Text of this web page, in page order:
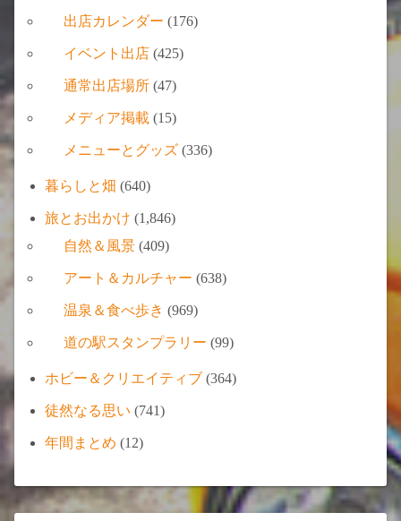
出店カレンダー (176)
イベント出店 (425)
通常出店場所 (47)
メディア掲載 (15)
メニューとグッズ (336)
暮らしと畑 (640)
旅とお出かけ (1,846)
自然＆風景 (409)
アート＆カルチャー (638)
温泉＆食べ歩き (969)
道の駅スタンプラリー (99)
ホビー＆クリエイティブ (364)
徒然なる思い (741)
年間まとめ (12)